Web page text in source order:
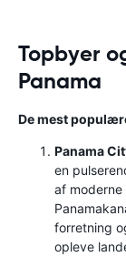
Topbyer
Panama
De mest
Panama
en
af
forretning
opleve